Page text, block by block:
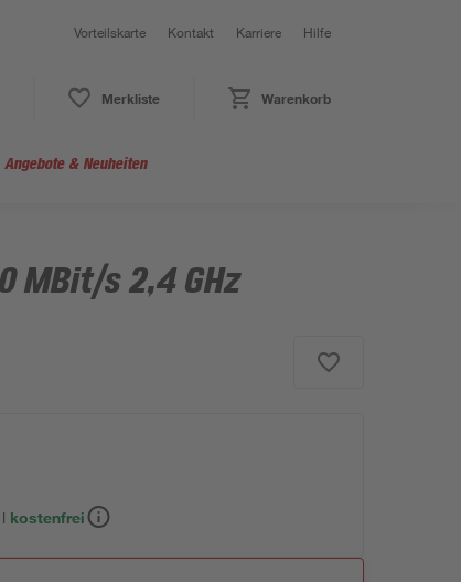
Vorteilskarte Kontakt Karriere Hilfe
Merkliste Warenkorb
Angebote & Neuheiten
MBit/s 2,4 GHz
kostenfrei